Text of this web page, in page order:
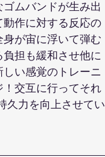
ムバンドが生み出
作に対する反応の
が宙に浮いて弾む
担も緩和させ他に
い感覚のトレーニ
！交互に行ってそれ
久力を向上させてい